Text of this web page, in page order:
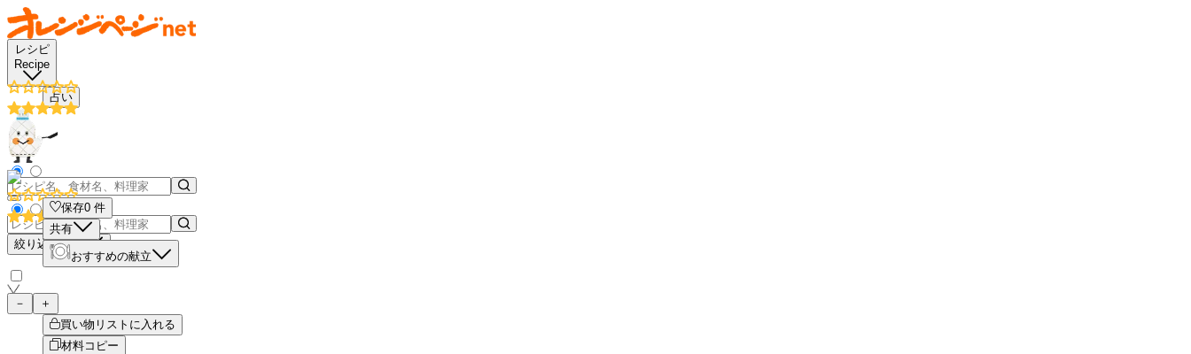
レシピ
Recipe
占い
絞り込み検索
保存0 件
共有
おすすめの献立
－
＋
買い物リストに入れる
材料コピー